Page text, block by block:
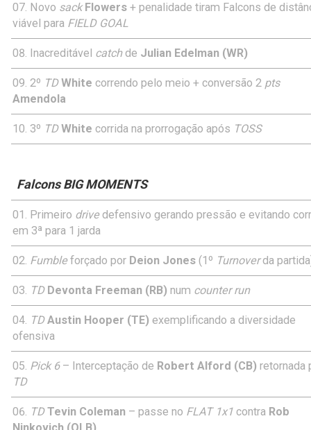
Novo sack Flowers + penalidade tiram Falcons de
viável para FIELD GOAL
Inacreditável catchde Julian Edelman (WR)
2º TD White correndo pelo meio + conversão 2 pts
Amendola
3º TD White corrida na prorrogação após TOSS
Falcons BIG MOMENTS
Primeiro drivedefensivo gerando pressão e evitando
em 3ª para 1 jarda
Fumbleforçado por Deion Jones (1º Turnoverda
TD Devonta Freeman (RB) num counter run
TD Austin Hooper (TE) exemplificando a diversidade
ofensiva
Pick 6 – Interceptação de Robert Alford (CB) retornada
TD
TD Tevin Coleman – passe no FLAT 1x1 contra Rob